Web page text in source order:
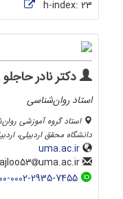
h-index: 23
دکتر نادر حاجلو
استاد روان‌شناسی
استاد گروه آموزشی
دانشگاه محقق اردبیلی،
uma.ac.ir
uma.ac.ir
0002-2935-7455